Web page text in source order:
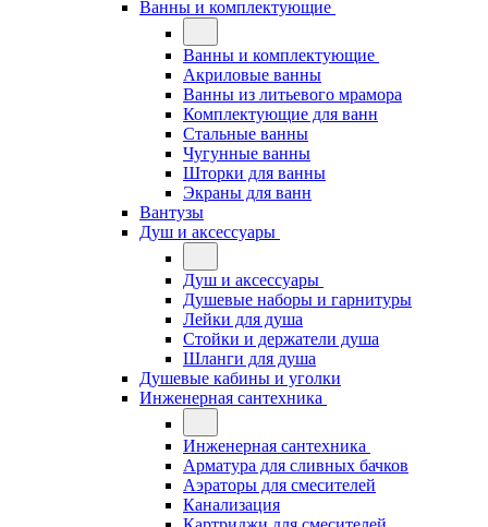
Ванны и комплектующие
Ванны и комплектующие
Акриловые ванны
Ванны из литьевого мрамора
Комплектующие для ванн
Стальные ванны
Чугунные ванны
Шторки для ванны
Экраны для ванн
Вантузы
Душ и аксессуары
Душ и аксессуары
Душевые наборы и гарнитуры
Лейки для душа
Стойки и держатели душа
Шланги для душа
Душевые кабины и уголки
Инженерная сантехника
Инженерная сантехника
Арматура для сливных бачков
Аэраторы для смесителей
Канализация